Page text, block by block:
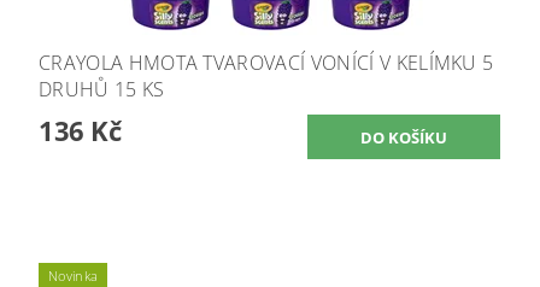
CRAYOLA HMOTA TVAROVACÍ VONÍCÍ V KELÍMKU 5
DRUHŮ 15 KS
136 Kč
Novinka